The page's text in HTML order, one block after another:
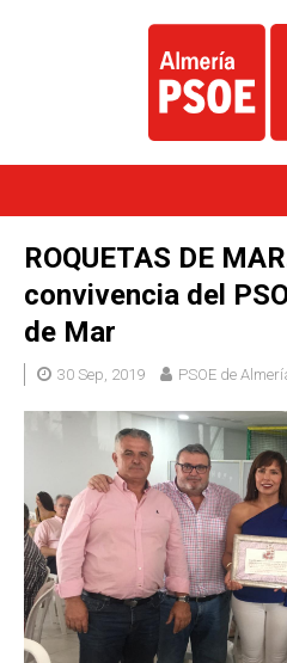
ROQUETAS DE
convivencia del
de Mar
30 Sep, 2019 PSOE de